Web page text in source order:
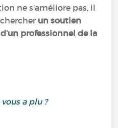
ne s’améliore pas, il
un soutien
professionnel de la
a plu ?